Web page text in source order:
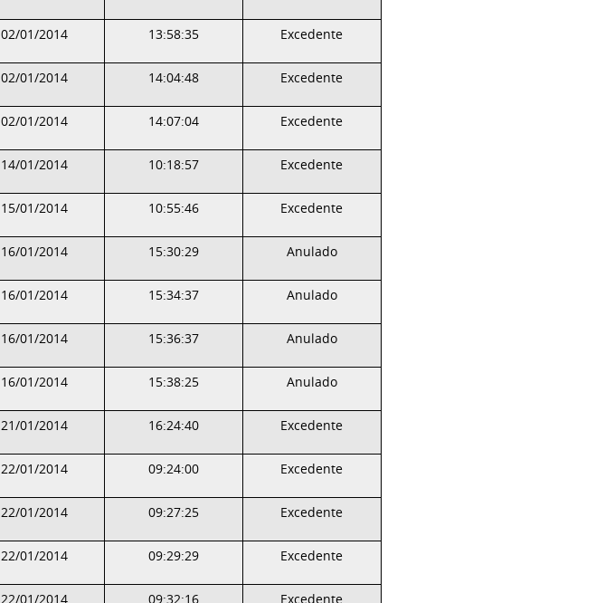
02/01/2014 13:58:35 Excedente
02/01/2014 14:04:48 Excedente
02/01/2014 14:07:04 Excedente
14/01/2014 10:18:57 Excedente
15/01/2014 10:55:46 Excedente
16/01/2014 15:30:29 Anulado
16/01/2014 15:34:37 Anulado
16/01/2014 15:36:37 Anulado
16/01/2014 15:38:25 Anulado
21/01/2014 16:24:40 Excedente
22/01/2014 09:24:00 Excedente
22/01/2014 09:27:25 Excedente
22/01/2014 09:29:29 Excedente
22/01/2014 09:32:16 Excedente